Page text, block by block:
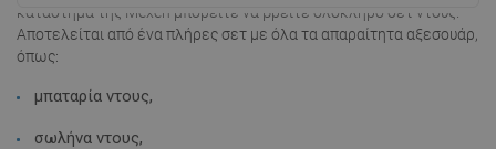
κατάστημα της Mexen μπορείτε να βρείτε ολόκληρο σετ ντους.
Αποτελείται από ένα πλήρες σετ με όλα τα απαραίτητα αξεσουάρ,
όπως:
μπαταρία ντους,
σωλήνα ντους,